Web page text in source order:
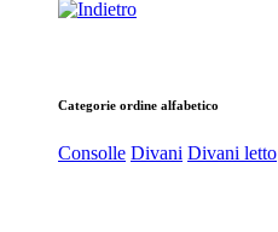
Categorie ordine alfabetico
Consolle Divani Divani letto